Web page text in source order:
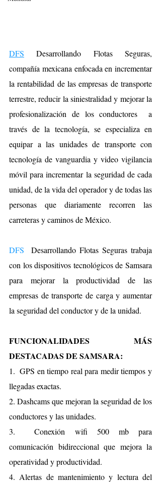
DFS Desarrollando Flotas Seguras,
compañía mexicana enfocada en incrementar
la rentabilidad de las empresas de transporte
terrestre, reducir la siniestralidad y mejorar la
profesionalización de los conductores  a
través de la tecnología, se especializa en
equipar a las unidades de transporte con
tecnología de vanguardia y video vigilancia
móvil para incrementar la seguridad de cada
unidad, de la vida del operador y de todas las
personas que diariamente recorren las
carreteras y caminos de México.
DFS
  Desarrollando Flotas Seguras trabaja
con los dispositivos tecnológicos de Samsara
para mejorar la productividad de las
empresas de transporte de carga y aumentar
la seguridad del conductor y de la unidad.
FUNCIONALIDADES MÁS
DESTACADAS DE SAMSARA:
1.  GPS en tiempo real para medir tiempos y
llegadas exactas.
2. Dashcams que mejoran la seguridad de los
conductores y las unidades.
3.  Conexión wifi 500 mb para
comunicación bidireccional que mejora la
operatividad y productividad.
4. Alertas de mantenimiento y lectura del